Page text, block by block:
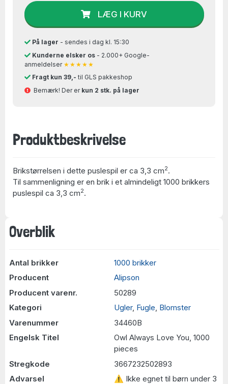
Overblik
Antal brikker
1000 brikker
Producent
Alipson
Producent varenr.
50289
Kategori
Ugler, Fugle, Blomster
Varenummer
34460B
Engelsk Titel
Owl Always Love You, 1000
pieces
Stregkode
3667232502893
Advarsel
⚠ Ikke egnet til børn under 3
LÆG I KURV
På lager - sendes i dag kl. 15:30
Kunderne elsker os- 2.000+ Google-
anmeldelser ★★★★★
Fragt kun 39,- til GLS pakkeshop
Bemærk! Der er kun 2 stk. på lager
Produktbeskrivelse
Brikstørrelsen i dette puslespil er ca 3,3 cm2.
Til sammenligning er en brik i et almindeligt 1000 brikkers
puslespil ca 3,3 cm2.